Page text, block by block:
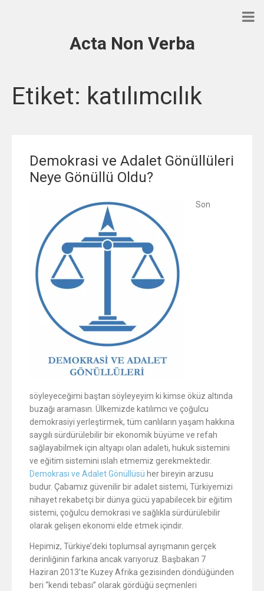
Acta Non Verba
Etiket: katılımcılık
Demokrasi ve Adalet Gönüllüleri
Neye Gönüllü Oldu?
Son
söyleyeceğimi baştan söyleyeyim ki kimse öküz altında
buzağı aramasın. Ülkemizde katılımcı ve çoğulcu
demokrasiyi yerleştirmek, tüm canlıların yaşam hakkına
saygılı sürdürülebilir bir ekonomik büyüme ve refah
sağlayabilmek için altyapı olan adaleti, hukuk sistemini
ve eğitim sistemini ıslah etmemiz gerekmektedir.
Demokrasi ve Adalet Gönüllüsü her bireyin arzusu
budur. Çabamız güvenilir bir adalet sistemi, Türkiyemizi
nihayet rekabetçi bir dünya gücü yapabilecek bir eğitim
sistemi, çoğulcu demokrasi ve sağlıkla sürdürülebilir
olarak gelişen ekonomi elde etmek içindir.
Hepimiz, Türkiye’deki toplumsal ayrışmanın gerçek
derinliğinin farkına ancak varıyoruz. Başbakan 7
Haziran 2013’te Kuzey Afrika gezisinden döndüğünden
beri “kendi tebası” olarak gördüğü seçmenleri